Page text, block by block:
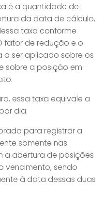
é a quantidade de
da data de cálculo,
taxa conforme
fator de redução e o
a ser aplicado sobre os
sobre a posição em
essa taxa equivale a
dia.
para registrar a
somente nas
a abertura de posições
vencimento, sendo
à data dessas duas